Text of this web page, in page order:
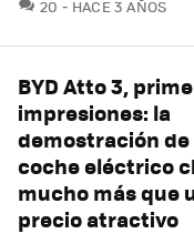
20 HACE 3 AÑOS
BYD Atto 3,
impresiones: la
demostración de
coche eléctrico
mucho más que
precio atractivo